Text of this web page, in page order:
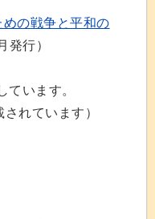
の戦争と平和の
発行）
ています。
れています）